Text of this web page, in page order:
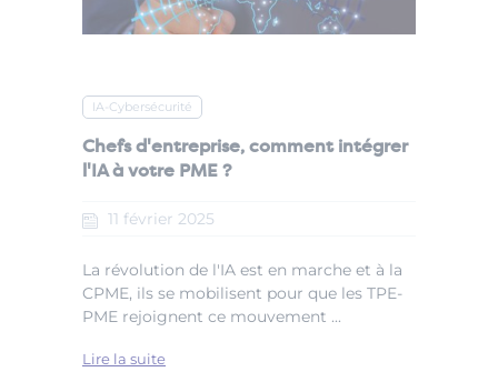
IA-Cybersécurité
Chefs d'entreprise, comment intégrer
l'IA à votre PME ?
11 février 2025
La révolution de l'IA est en marche et à la
CPME, ils se mobilisent pour que les TPE-
PME rejoignent ce mouvement ...
Lire la suite